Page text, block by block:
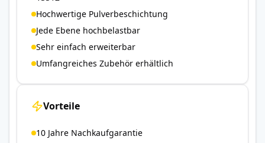
Hochwertige Pulverbeschichtung
Jede Ebene hochbelastbar
Sehr einfach erweiterbar
Umfangreiches Zubehör erhältlich
Vorteile
10 Jahre Nachkaufgarantie